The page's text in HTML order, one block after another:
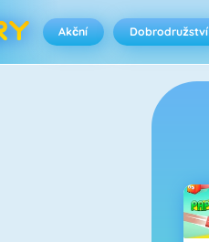
Akční Dobrodružství